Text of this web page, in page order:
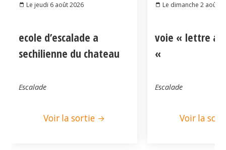
Le jeudi 6 août 2026
ecole d’escalade a
sechilienne du chateau
Escalade
Voir la sortie
Le dimanche 2 août
voie « lettre
«
Escalade
Voir la